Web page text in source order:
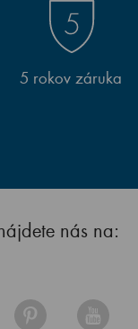
5 rokov záruka
nás na: